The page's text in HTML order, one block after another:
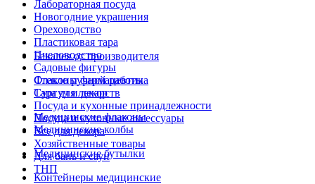
Лабораторная посуда
Новогодние украшения
Ореховодство
Пластиковая тара
Пчеловодство
Садовые фигуры
Стекло ручной работы
Сургуч и декор
Посуда и кухонные принадлежности
Посуда и кухонные аксессуары
Все для декора
Хозяйственные товары
Для бань и саун
ТНП
Бакалея от производителя
Флаконы фармацевтика
Тара для лекарств
Медицинские флаконы
Медицинские колбы
Медицинские бутылки
Контейнеры медицинские